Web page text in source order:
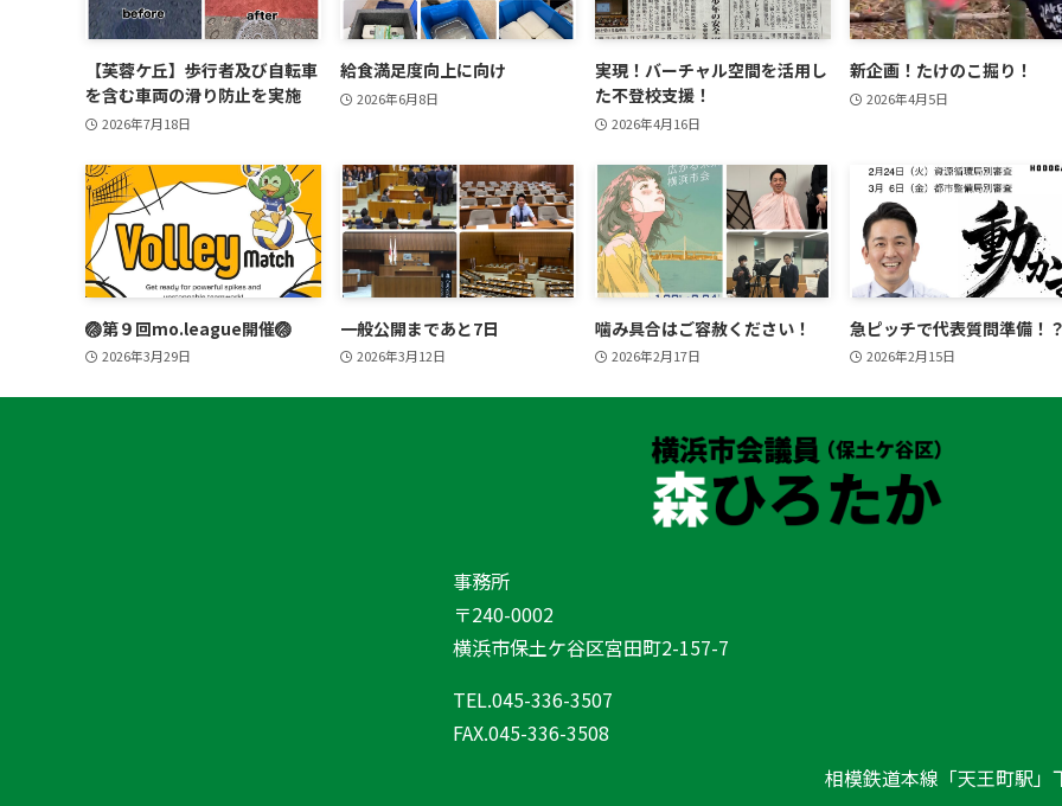
【芙蓉ケ丘】歩行者及び自転車
を含む車両の滑り防止を実施
2026年7月18日
給食満足度向上に向け
2026年6月8日
実現！バーチャル空間を活用し
た不登校支援！
2026年4月16日
新企画！たけのこ掘り！
2026年4月5日
🏐第９回mo.league開催🏐
2026年3月29日
一般公開まであと7日
2026年3月12日
噛み具合はご容赦ください！
2026年2月17日
急ピッチで代表質問準備！
2026年2月15日
事務所
〒240-0002
横浜市保土ケ谷区宮田町2-157-7
TEL.045-336-3507
FAX.045-336-3508
相模鉄道本線「天王町駅」